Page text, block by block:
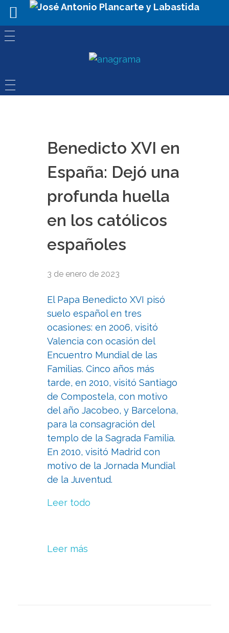
Benedicto XVI en
España: Dejó una
profunda huella
en los católicos
españoles
3 de enero de 2023
El Papa Benedicto XVI pisó
suelo español en tres
ocasiones: en 2006, visitó
Valencia con ocasión del
Encuentro Mundial de las
Familias. Cinco años más
tarde, en 2010, visitó Santiago
de Compostela, con motivo
del año Jacobeo, y Barcelona,
para la consagración del
templo de la Sagrada Familia.
En 2010, visitó Madrid con
motivo de la Jornada Mundial
de la Juventud.
Leer todo
Leer más